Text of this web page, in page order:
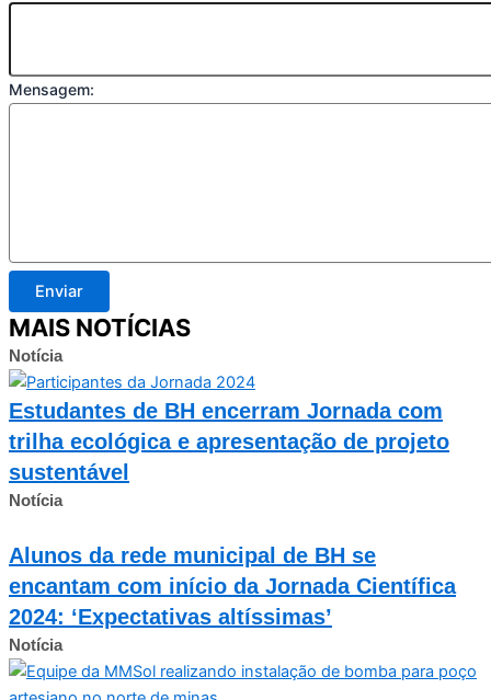
Mensagem:
Enviar
MAIS NOTÍCIAS
Notícia
Estudantes de BH encerram Jornada com
trilha ecológica e apresentação de projeto
sustentável
Notícia
Alunos da rede municipal de BH se
encantam com início da Jornada Científica
2024: ‘Expectativas altíssimas’
Notícia